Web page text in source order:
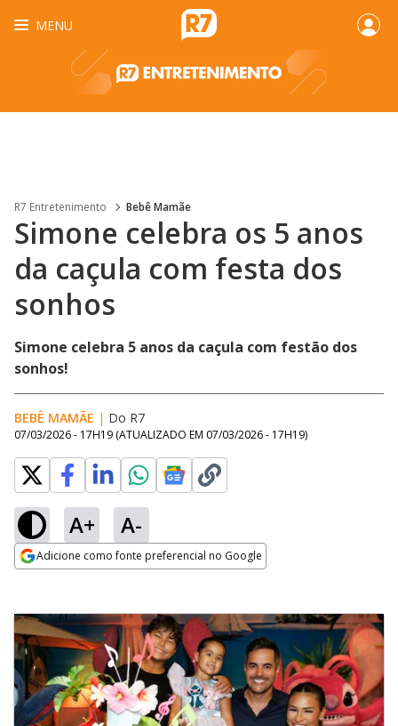
MENU
R7 Entretenimento Bebê Mamãe
Simone celebra os 5 anos
da caçula com festa dos
sonhos
Simone celebra 5 anos da caçula com festão dos
sonhos!
BEBÊ MAMÃE | Do R7
07/03/2026 - 17H19 (ATUALIZADO EM 07/03/2026 - 17H19)
A+ A-
Adicione como fonte preferencial no Google